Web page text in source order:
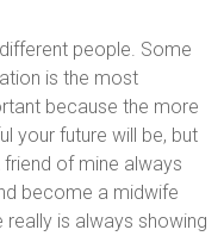
people. Some
is the most
because the more
your future will be, but
of mine always
become a midwife
is always showing